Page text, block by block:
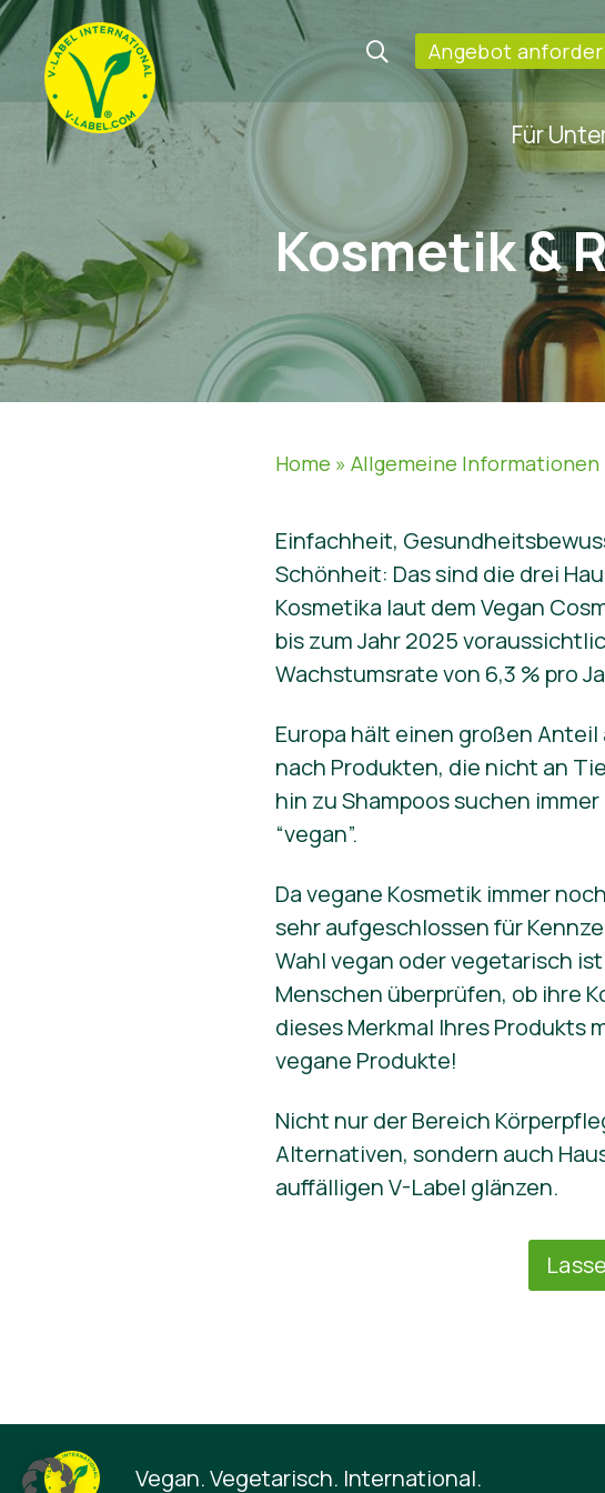
Angebot
Für
Kosmetik &
Home »Allgemeine Informationen
Einfachheit,
Schönheit: Das sind die drei
Kosmetika laut dem Vegan
bis zum Jahr 2025
Wachstumsrate von 6,3 % pro
Europa hält einen großen
nach Produkten, die nicht an
hin zu Shampoos suchen
“vegan”.
Da vegane Kosmetik immer
sehr aufgeschlossen für
Wahl vegan oder vegetarisch
Menschen überprüfen, ob ihre
dieses Merkmal Ihres Produkts
vegane Produkte!
Nicht nur der Bereich
Alternativen, sondern auch
auffälligen V-Label glänzen.
Vegan. Vegetarisch. International.